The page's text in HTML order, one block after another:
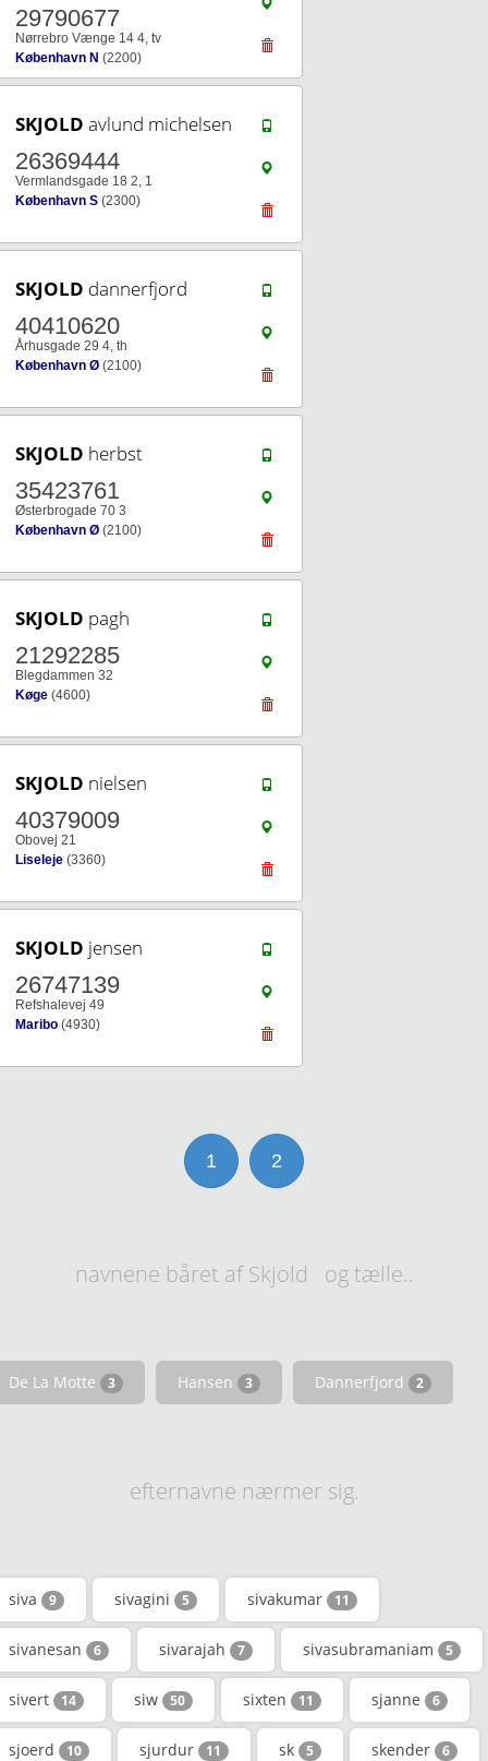
29790677
Nørrebro Vænge 14 4, tv
København N (2200)
SKJOLD avlund michelsen
26369444
Vermlandsgade 18 2, 1
København S (2300)
SKJOLD dannerfjord
40410620
Århusgade 29 4, th
København Ø (2100)
SKJOLD herbst
35423761
Østerbrogade 70 3
København Ø (2100)
SKJOLD pagh
21292285
Blegdammen 32
Køge (4600)
SKJOLD nielsen
40379009
Obovej 21
Liseleje (3360)
SKJOLD jensen
26747139
Refshalevej 49
Maribo (4930)
1 2
navnene båret af Skjold og tælle..
De La Motte 3 Hansen 3 Dannerfjord 2
efternavne nærmer sig.
siva 9 sivagini 5 sivakumar 11
sivanesan 6 sivarajah 7 sivasubramaniam 5
sivert 14 siw 50 sixten 11 sjanne 6
sjoerd 10 sjurdur 11 sk 5 skender 6